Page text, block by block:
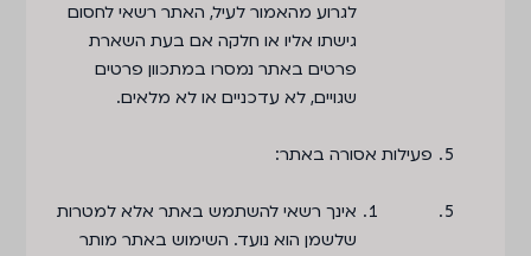
לגרוע מהאמור לעיל, האתר רשאי לחסום
גישתו אליו או חלקה אם בעת השארת
פרטים באתר נמסרו במתכוון פרטים
שגויים, לא עדכניים או לא מלאים.
פעילות אסורה באתר:
אינך רשאי להשתמש באתר אלא למטרות
שלשמן הוא נועד. השימוש באתר מותר